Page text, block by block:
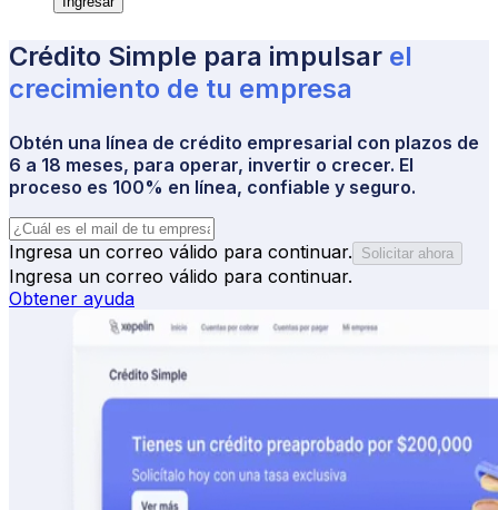
Crédito Simple para impulsar el
crecimiento de tu empresa
Obtén una línea de crédito empresarial con plazos de
6 a 18 meses, para operar, invertir o crecer. El
proceso es 100% en línea, confiable y seguro.
Ingresa un correo válido para continuar. Solicitar ahora
Ingresa un correo válido para continuar.
Obtener ayuda